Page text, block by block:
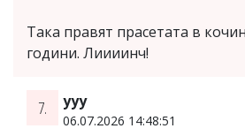
Така правят прасетата в
години. Лиииинч!
7. ууу
06.07.2026 14:48:51